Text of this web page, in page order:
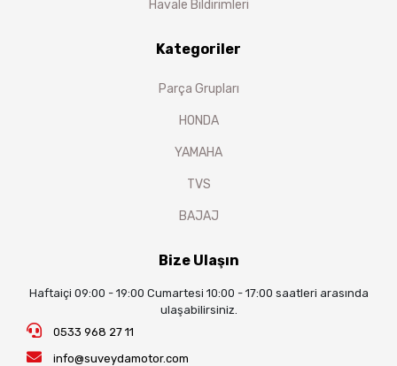
Havale Bildirimleri
Kategoriler
Parça Grupları
HONDA
YAMAHA
TVS
BAJAJ
Bize Ulaşın
Haftaiçi 09:00 - 19:00 Cumartesi 10:00 - 17:00 saatleri arasında
ulaşabilirsiniz.
0533 968 27 11
info@suveydamotor.com